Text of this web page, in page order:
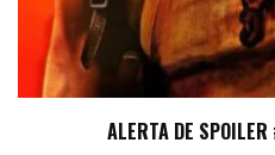
ALERTA DE